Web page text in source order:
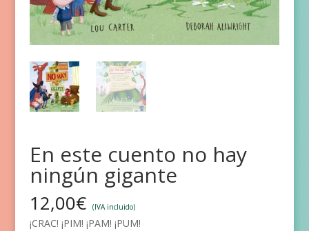
En este cuento no hay
ningún gigante
12,00€ (IVA incluido)
¡CRAC! ¡PIM! ¡PAM! ¡PUM!